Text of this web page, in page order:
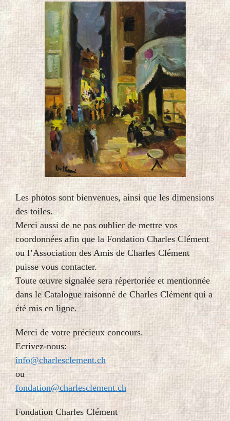
Les photos sont bienvenues, ainsi que les dimensions
des toiles.
Merci aussi de ne pas oublier de mettre vos
coordonnées afin que la Fondation Charles Clément
ou l’Association des Amis de Charles Clément
puisse vous contacter.
Toute œuvre signalée sera répertoriée et mentionnée
dans le Catalogue raisonné de Charles Clément qui a
été mis en ligne.
Merci de votre précieux concours.
Ecrivez-nous:
info@charlesclement.ch
ou
fondation@charlesclement.ch
Fondation Charles Clément